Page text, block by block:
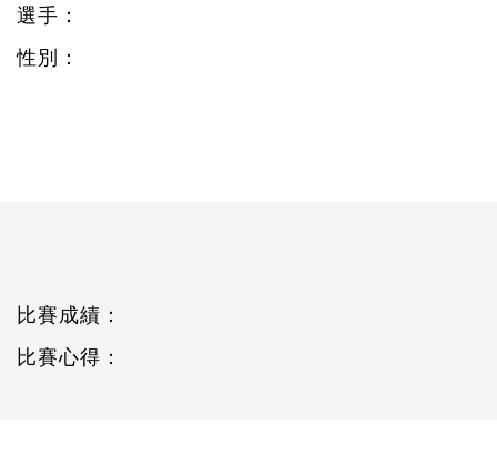
選手：
性別：
比賽成績：
比賽心得：